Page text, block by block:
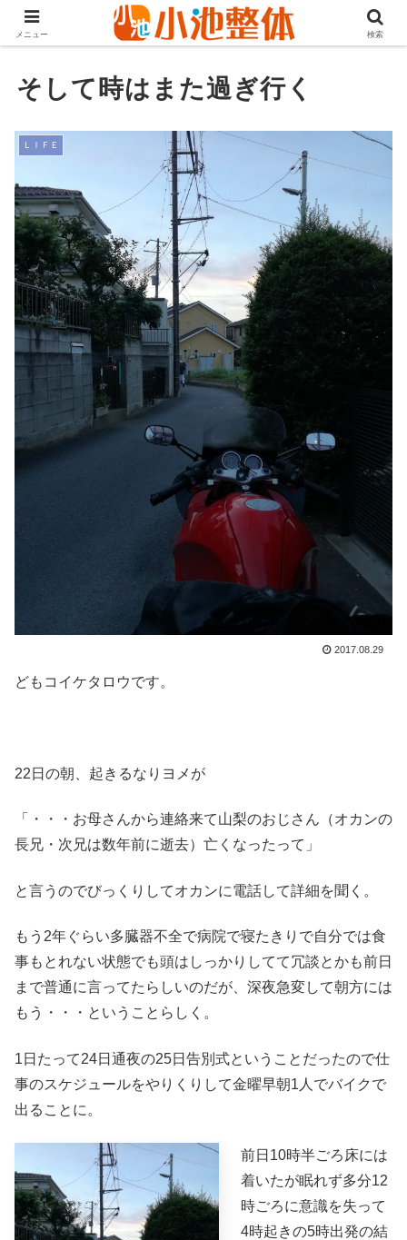
ＪＲ山手線高田馬場駅より徒歩3分・早稲田・新大久保からも至近
そして時はまた過ぎ行く
ＬＩＦＥ
2017.08.29
どもコイケタロウです。
22日の朝、起きるなりヨメが
「・・・お母さんから連絡来て山梨のおじさん（オカンの
長兄・次兄は数年前に逝去）亡くなったって」
と言うのでびっくりしてオカンに電話して詳細を聞く。
もう2年ぐらい多臓器不全で病院で寝たきりで自分では食
事もとれない状態でも頭はしっかりしてて冗談とかも前日
まで普通に言ってたらしいのだが、深夜急変して朝方には
もう・・・ということらしく。
1日たって24日通夜の25日告別式ということだったので仕
事のスケジュールをやりくりして金曜早朝1人でバイクで
出ることに。
前日10時半ごろ床には
着いたが眠れず多分12
時ごろに意識を失って
4時起きの5時出発の結
メニュー 検索